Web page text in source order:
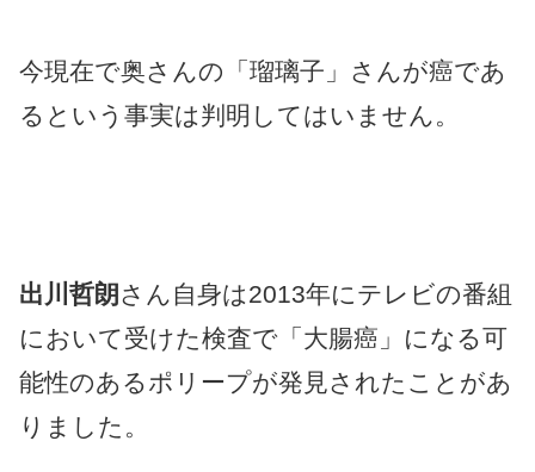
今現在で奥さんの「瑠璃子」さんが癌であ
るという事実は判明してはいません。
出川哲朗さん自身は2013年にテレビの番組
において受けた検査で「大腸癌」になる可
能性のあるポリープが発見されたことがあ
りました。